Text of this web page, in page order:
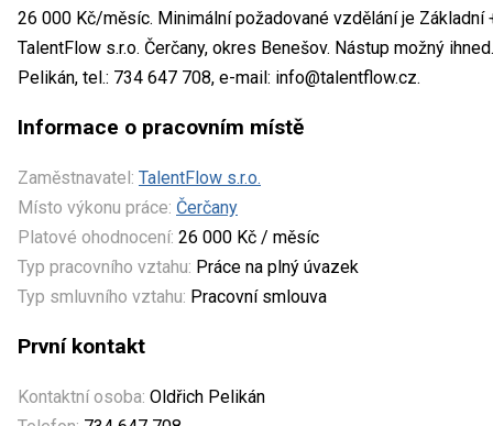
26 000 Kč/měsíc. Minimální požadované vzdělání je
TalentFlow s.r.o. Čerčany, okres Benešov. Nástup možný
Pelikán, tel.: 734 647 708, e-mail: info@talentflow.cz.
Informace o pracovním místě
Zaměstnavatel: TalentFlow s.r.o.
Místo výkonu práce: Čerčany
Platové ohodnocení: 26 000 Kč / měsíc
Typ pracovního vztahu: Práce na plný úvazek
Typ smluvního vztahu: Pracovní smlouva
První kontakt
Kontaktní osoba: Oldřich Pelikán